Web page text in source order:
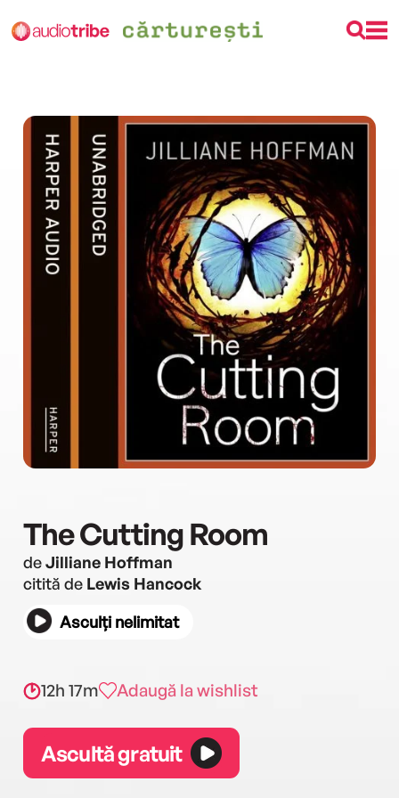
The Cutting Room
deJilliane Hoffman
citită de Lewis Hancock
Asculți nelimitat
12h 17m Adaugă la wishlist
Ascultă gratuit